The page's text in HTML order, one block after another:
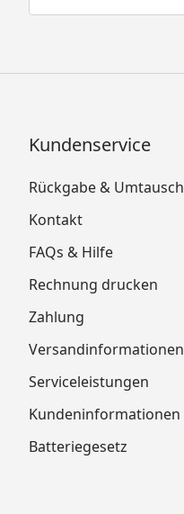
Kundenservice
Rückgabe & Umtausch
Kontakt
FAQs & Hilfe
Rechnung drucken
Zahlung
Versandinformationen
Serviceleistungen
Kundeninformationen
Batteriegesetz